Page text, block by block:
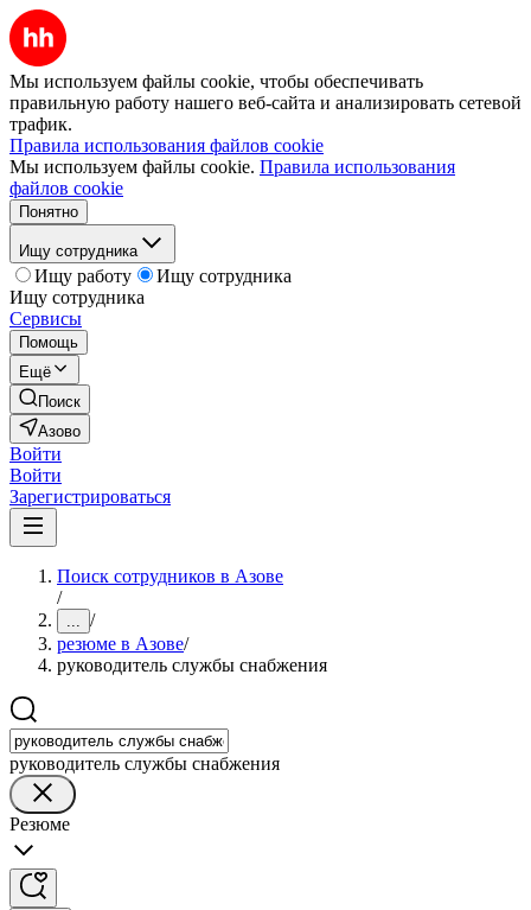
Мы используем файлы cookie, чтобы обеспечивать
правильную работу нашего веб-сайта и анализировать сетевой
трафик.
Правила использования файлов cookie
Мы используем файлы cookie. Правила использования
файлов cookie
Понятно
Ищу сотрудника
Ищу работу
Ищу сотрудника
Ищу сотрудника
Сервисы
Помощь
Ещё
Поиск
Азово
Войти
Войти
Зарегистрироваться
Поиск сотрудников в Азове
/
... /
резюме в Азове/
руководитель службы снабжения
руководитель службы снабжения
Резюме